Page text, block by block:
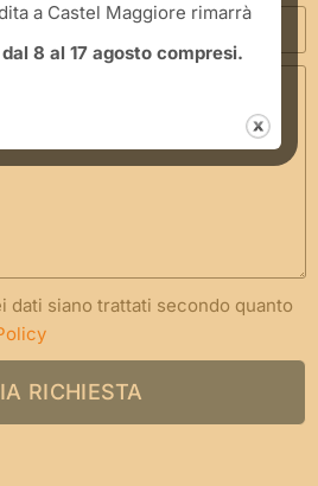
dati siano trattati secondo quanto
RICHIESTA
a Castel Maggiore rimarrà
8 al 17 agosto compresi.